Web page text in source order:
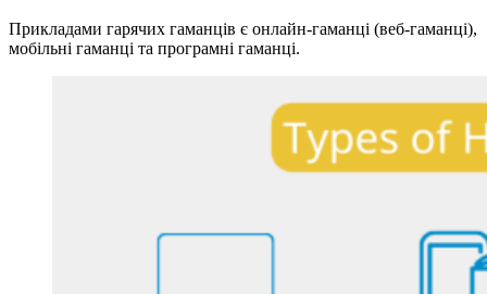
Прикладами гарячих гаманців є онлайн-гаманці (веб-гаманці),
мобільні гаманці та програмні гаманці.